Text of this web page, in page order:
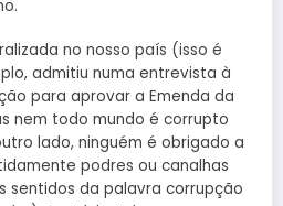
no nosso país (isso é
admitiu numa entrevista à
para aprovar a Emenda da
nem todo mundo é corrupto
lado, ninguém é obrigado a
podres ou canalhas
sentidos da palavra corrupção